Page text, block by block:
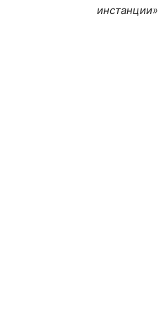
инстанции»